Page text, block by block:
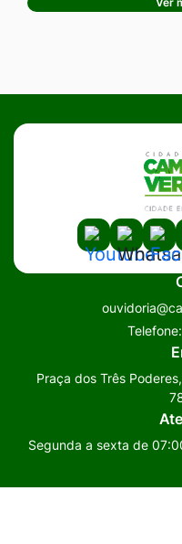
Acessar
a
Social
a
Social
a
Telefone:
Praça dos Três
Segunda a sexta de